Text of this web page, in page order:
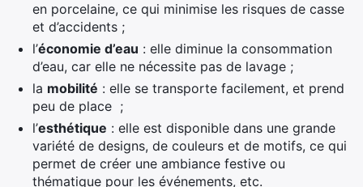
en porcelaine, ce qui minimise les risques de casse
et d’accidents ;
l’économie d’eau : elle diminue la consommation
d’eau, car elle ne nécessite pas de lavage ;
la mobilité : elle se transporte facilement, et prend
peu de place ;
l’esthétique : elle est disponible dans une grande
variété de designs, de couleurs et de motifs, ce qui
permet de créer une ambiance festive ou
thématique pour les événements, etc.